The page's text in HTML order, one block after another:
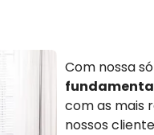
Com nossa
com as mais
nossos